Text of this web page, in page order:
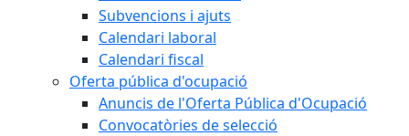
Subvencions i ajuts
Calendari laboral
Calendari fiscal
Oferta pública d'ocupació
Anuncis de l'Oferta Pública d'Ocupació
Convocatòries de selecció